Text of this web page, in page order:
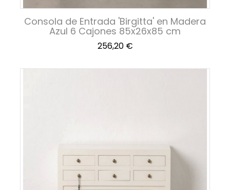
Consola de Entrada 'Birgitta' en Madera
Azul 6 Cajones 85x26x85 cm
Precio
256,20 €